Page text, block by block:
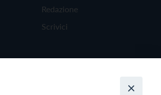
Redazione
Scrivici